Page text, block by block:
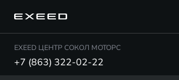
EXEED ЦЕНТР СОКОЛ МОТОРС
+7 (863) 322-02-22